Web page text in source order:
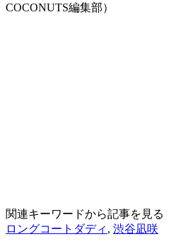
COCONUTS編集部）
関連キーワードから記事を見る
ロングコートダディ , 渋谷凪咲